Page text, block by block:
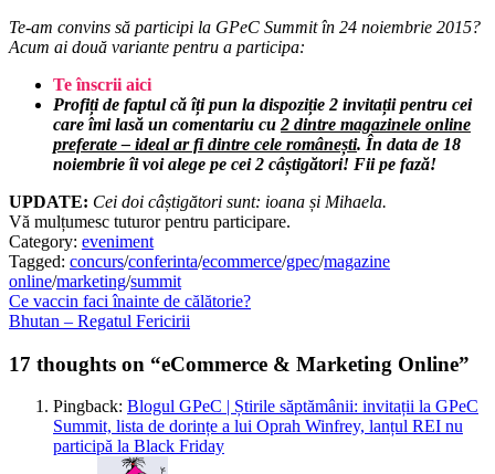
Te-am convins să participi la GPeC Summit în 24 noiembrie 2015?
Acum ai două variante pentru a participa:
Te înscrii aici
Profiți de faptul că îți pun la dispoziție 2 invitații pentru cei
care îmi lasă un comentariu cu 2 dintre magazinele online
preferate – ideal ar fi dintre cele românești. În data de 18
noiembrie îi voi alege pe cei 2 câștigători! Fii pe fază!
UPDATE: Cei doi câștigători sunt: ioana și Mihaela.
Vă mulțumesc tuturor pentru participare.
Category: eveniment
Tagged: concurs/conferinta/ecommerce/gpec/magazine
online/marketing/summit
Post
navigation
Previous
post:
Ce vaccin faci înainte de călătorie?
Next
Bhutan – Regatul Fericirii
17 thoughts on “eCommerce & Marketing Online”
Pingback: Blogul GPeC | Știrile săptămânii: invitații la GPeC
Summit, lista de dorințe a lui Oprah Winfrey, lanțul REI nu
participă la Black Friday